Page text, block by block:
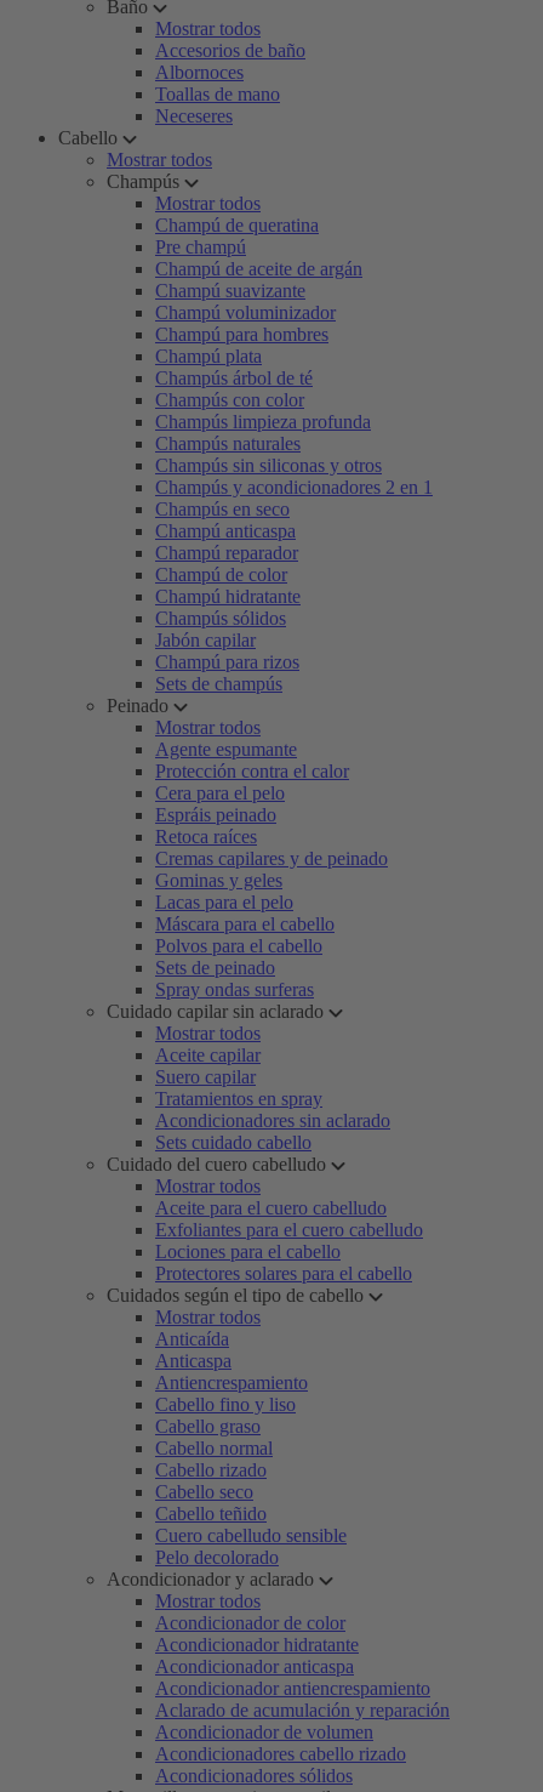
Baño
Mostrar todos
Accesorios de baño
Albornoces
Toallas de mano
Neceseres
Cabello
Mostrar todos
Champús
Mostrar todos
Champú de queratina
Pre champú
Champú de aceite de argán
Champú suavizante
Champú voluminizador
Champú para hombres
Champú plata
Champús árbol de té
Champús con color
Champús limpieza profunda
Champús naturales
Champús sin siliconas y otros
Champús y acondicionadores 2 en 1
Champús en seco
Champú anticaspa
Champú reparador
Champú de color
Champú hidratante
Champús sólidos
Jabón capilar
Champú para rizos
Sets de champús
Peinado
Mostrar todos
Agente espumante
Protección contra el calor
Cera para el pelo
Espráis peinado
Retoca raíces
Cremas capilares y de peinado
Gominas y geles
Lacas para el pelo
Máscara para el cabello
Polvos para el cabello
Sets de peinado
Spray ondas surferas
Cuidado capilar sin aclarado
Mostrar todos
Aceite capilar
Suero capilar
Tratamientos en spray
Acondicionadores sin aclarado
Sets cuidado cabello
Cuidado del cuero cabelludo
Mostrar todos
Aceite para el cuero cabelludo
Exfoliantes para el cuero cabelludo
Lociones para el cabello
Protectores solares para el cabello
Cuidados según el tipo de cabello
Mostrar todos
Anticaída
Anticaspa
Antiencrespamiento
Cabello fino y liso
Cabello graso
Cabello normal
Cabello rizado
Cabello seco
Cabello teñido
Cuero cabelludo sensible
Pelo decolorado
Acondicionador y aclarado
Mostrar todos
Acondicionador de color
Acondicionador hidratante
Acondicionador anticaspa
Acondicionador antiencrespamiento
Aclarado de acumulación y reparación
Acondicionador de volumen
Acondicionadores cabello rizado
Acondicionadores sólidos